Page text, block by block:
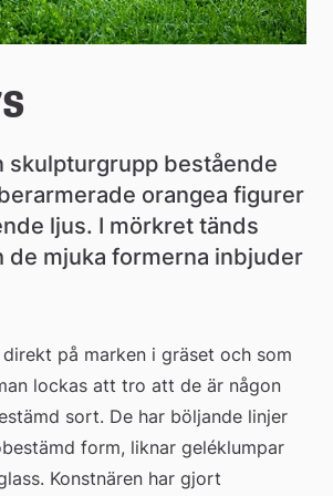
skulpturgrupp bestående
orangea figurer
ljus. I mörkret tänds
de mjuka formerna inbjuder
på marken i gräset och som
lockas att tro att de är någon
sort. De har böljande linjer
form, liknar geléklumpar
Konstnären har gjort